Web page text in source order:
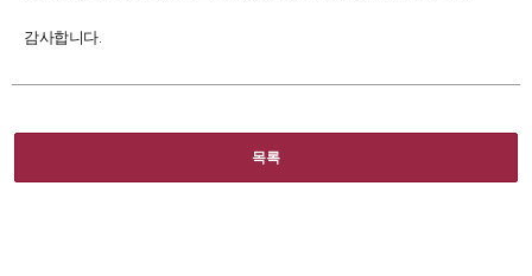
감사합니다.
목록